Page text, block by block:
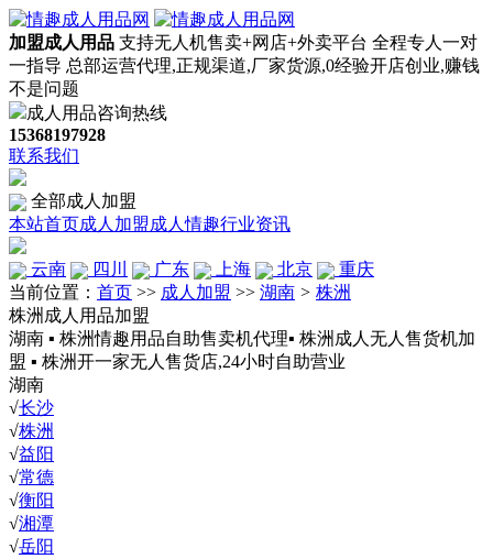
加盟成人用品 支持无人机售卖+网店+外卖平台 全程专人一对
一指导 总部运营代理,正规渠道,厂家货源,0经验开店创业,赚钱
不是问题
成人用品咨询热线
15368197928
联系我们
全部成人加盟
本站首页成人加盟成人情趣行业资讯
云南 四川 广东 上海 北京
重庆
当前位置： 首页 >> 成人加盟 >> 湖南 > 株洲
株洲成人用品加盟
湖南 ▪ 株洲情趣用品自助售卖机代理▪ 株洲成人无人售货机加
盟 ▪ 株洲开一家无人售货店,24小时自助营业
湖南
√长沙
√株洲
√益阳
√常德
√衡阳
√湘潭
√岳阳